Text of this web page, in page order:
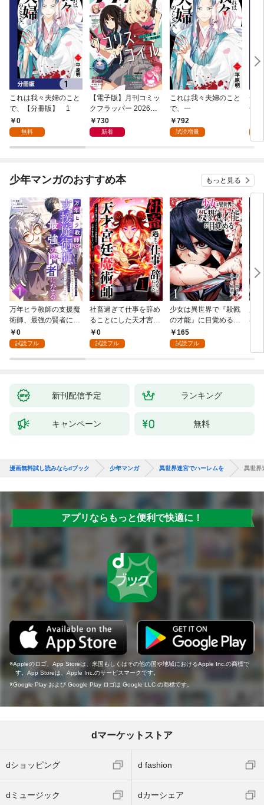
これは我々夫婦のこと
で、【分冊版】 1
0
無料
【電子版】月刊コミッ
クフラッパー 2026年9
月号730
新着
これは我々夫婦のこと
で、一
792
試読増量
チ
冊
少年マンガのおすすめ本 もっと見る
万年ヒラ教師の支援魔
術師、最強の賢者にな
る～不人気の支援魔術
師は給料泥棒だと魔術
が、出世した元教え子
0
試読フル
社畜過ぎて仕事を辞め
ることにした天才宮廷
魔術師～辺境の地でス
ローライフを夢見る
0
試読フル
少女は異世界で『殺戮
の才能』に目覚める
(話売り) #1
165
試読フル
者
新刊配信予定 ランキング
キャンペーン 無料
漫画無料試し読みならdブック 少年マンガ 異世界迷宮でハーレムを 異世界
アプリならもっと便利で快適に！
Appleのロゴ、App Storeは、米国もしくはその他の国や地域におけるApple Inc.の商標で
す。App Storeは、Apple Inc.のサービスマークです。
Google Play および Google Play ロゴは Google LLC の商標です。
dマーケットストア
dショッピング d fashion
dミュージック dカーシェア